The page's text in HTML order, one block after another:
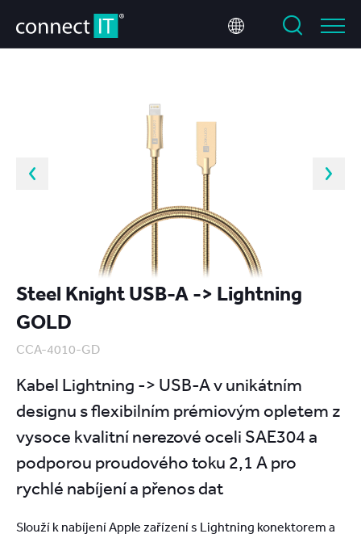
Steel Knight USB-A -> Lightning
GOLD
CCA-4010-GD
Kabel Lightning -> USB-A v unikátním
designu s flexibilním prémiovým opletem z
vysoce kvalitní nerezové oceli SAE304 a
podporou proudového toku 2,1 A pro
rychlé nabíjení a přenos dat
Slouží k nabíjení Apple zařízení s Lightning konektorem a